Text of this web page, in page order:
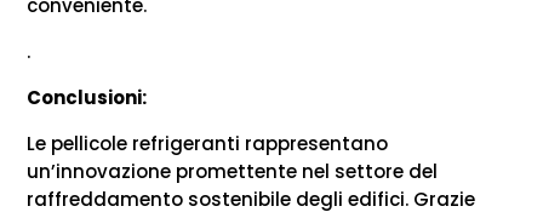
.
Conclusioni:
Le pellicole refrigeranti rappresentano
un’innovazione promettente nel settore del
raffreddamento sostenibile degli edifici. Grazie